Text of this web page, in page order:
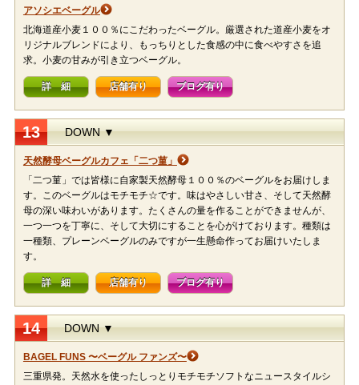
アソシエベーグル
北海道産小麦１００％にこだわったベーグル。厳選された道産小麦をオ
リジナルブレンドにより、もっちりとした食感の中に食べやすさを追
求。小麦の甘みが引き立つベーグル。
詳 細 店舗有り ブログ有り
13 DOWN ▼
天然酵母ベーグルカフェ「二つ菫」
「二つ菫」では皆様に自家製天然酵母１００％のベーグルをお届けしま
す。このベーグルはモチモチ☆です。味はやさしい甘さ、そして天然酵
母の深い味わいがあります。たくさんの量を作ることができませんが、
一つ一つを丁寧に、そして大切にすることを心がけております。種類は
一種類、プレーンベーグルのみですが一生懸命作ってお届けいたしま
す。
詳 細 店舗有り ブログ有り
14 DOWN ▼
BAGEL FUNS 〜ベーグル ファンズ〜
三重県発。天然水を使ったしっとりモチモチソフトなニュースタイルシ